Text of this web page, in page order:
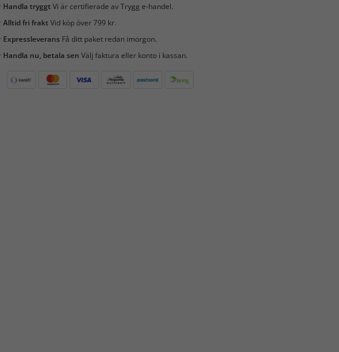
Handla tryggtVi är certifierade av Trygg e-handel.
Alltid fri fraktVid köp över 799 kr.
ExpressleveransFå ditt paket redan imorgon.
Handla nu, betala sen Välj faktura eller konto i kassan.